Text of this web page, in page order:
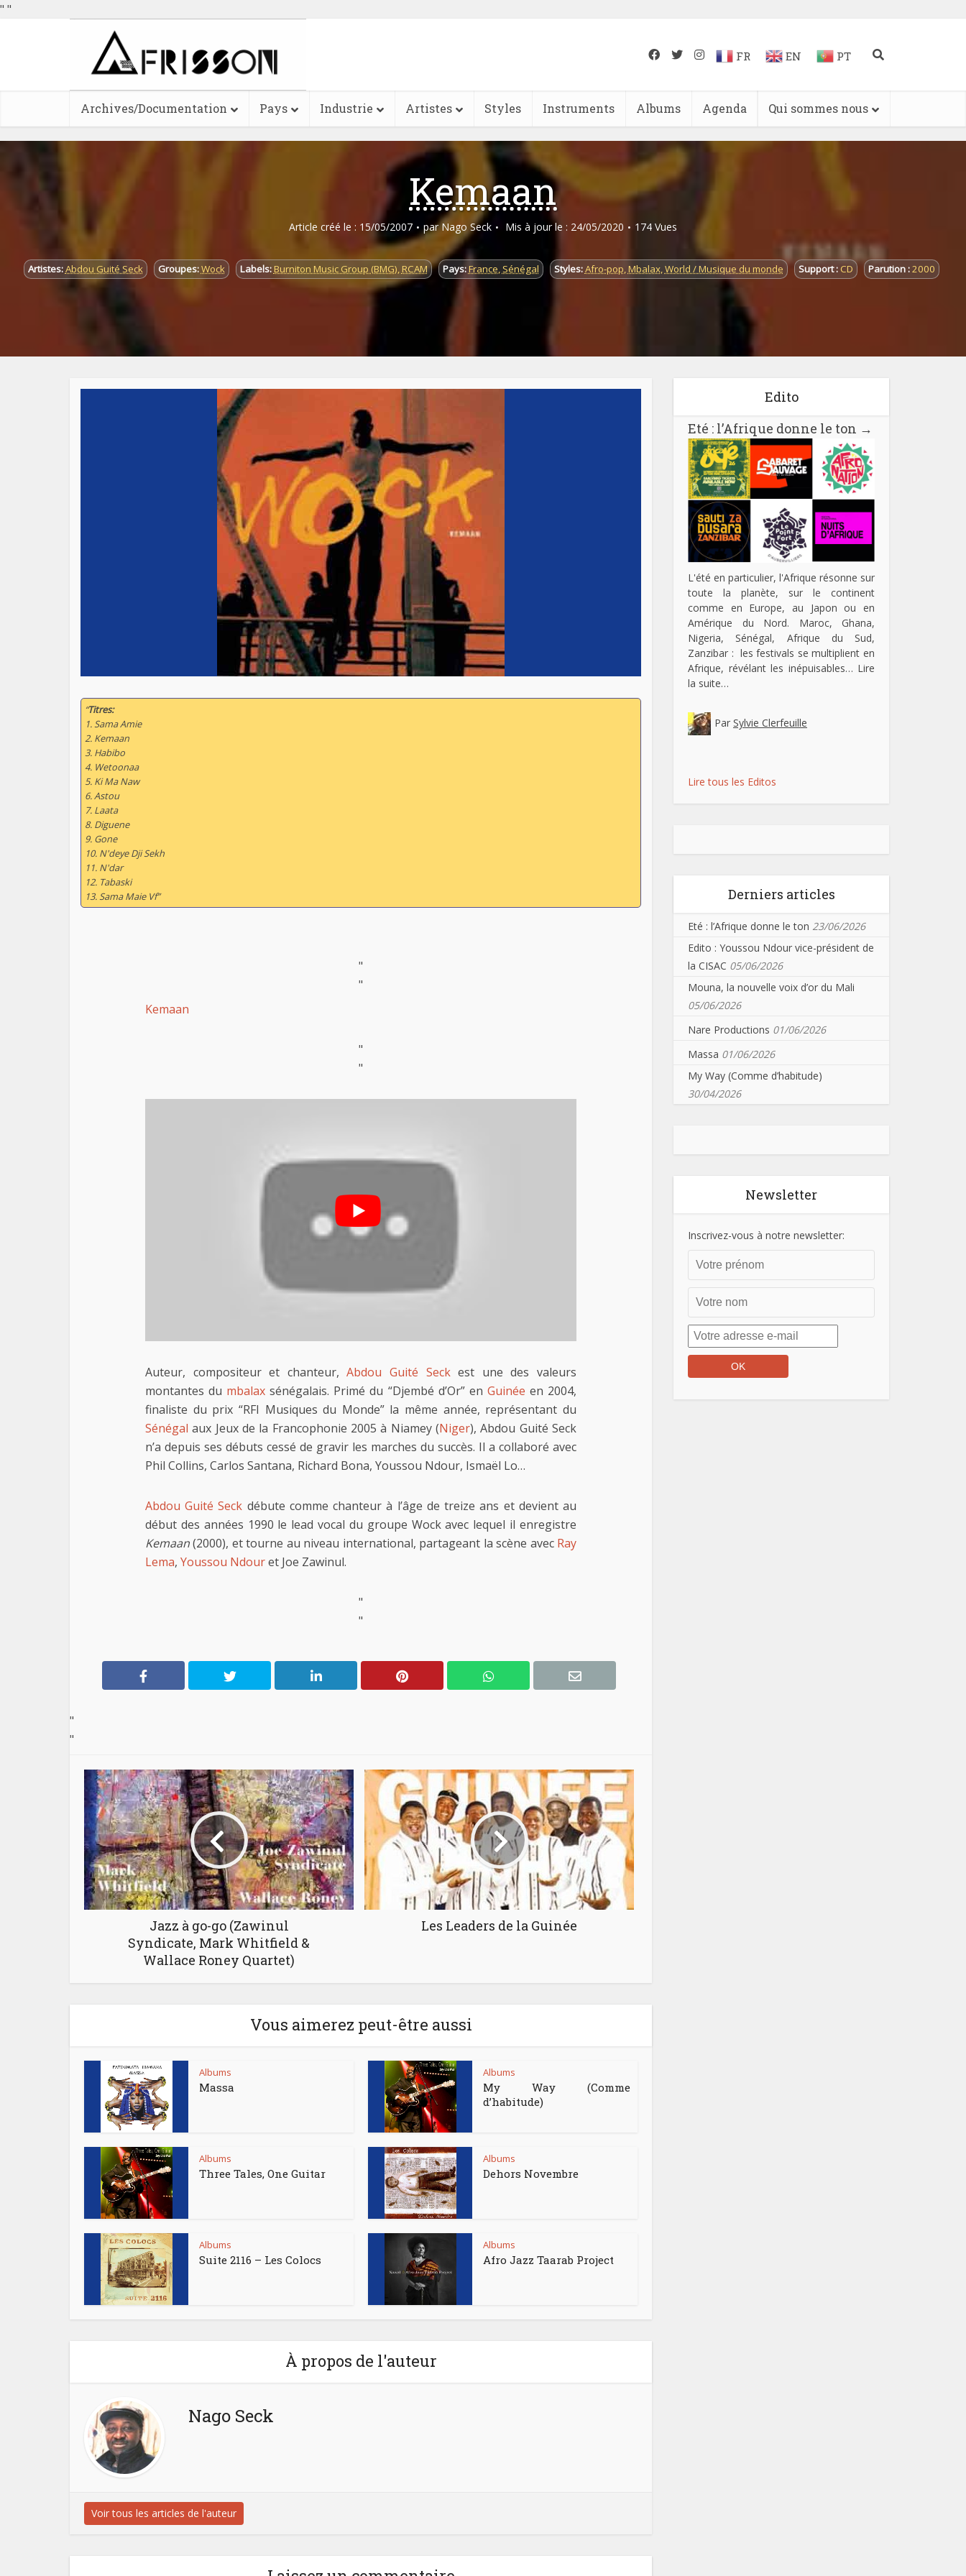
" "
FR EN PT
Archives/Documentation Pays Industrie Artistes Styles Instruments Albums Agenda Qui sommes nous
Kemaan
Article créé le : 15/05/2007 par Nago Seck Mis à jour le : 24/05/2020 174 Vues
Artistes:Abdou Guité Seck Groupes:Wock Labels: Burniton Music Group (BMG),RCAM Pays:France, Sénégal Styles:Afro-pop,Mbalax,World / Musique du monde Support : CD Parution :2000
“Titres:
1. Sama Amie
2. Kemaan
3. Habibo
4. Wetoonaa
5. Ki Ma Naw
6. Astou
7. Laata
8. Diguene
9. Gone
10. N'deye Dji Sekh
11. N'dar
12. Tabaski
13. Sama Maie Vf”
"
"
Kemaan
"
"
Auteur, compositeur et chanteur,Abdou Guité Seckest une des valeurs
montantes du mbalax sénégalais. Primé du “Djembé d’Or” en Guinée en 2004,
finaliste du prix “RFI Musiques du Monde” la même année, représentant du
Sénégal aux Jeux de la Francophonie 2005 à Niamey (Niger), Abdou Guité Seck
n’a depuis ses débuts cessé de gravir les marches du succès. Il a collaboré avec
Phil Collins, Carlos Santana, Richard Bona, Youssou Ndour, Ismaël Lo…
Abdou Guité Seck débute comme chanteur à l’âge de treize ans et devient au
début des années 1990 le lead vocal du groupe Wock avec lequel il enregistre
Kemaan(2000), et tourne au niveau international, partageant la scène avec Ray
Lema, Youssou Ndouret Joe Zawinul.
"
"
"
"
Jazz à go-go (Zawinul
Syndicate, Mark Whitfield &
Wallace Roney Quartet)
Les Leaders de la Guinée
Vous aimerez peut-être aussi
Albums
Massa
Albums
My Way (Comme
d’habitude)
Albums
Three Tales, One Guitar
Albums
Dehors Novembre
Albums
Suite 2116 – Les Colocs
Albums
Afro Jazz Taarab Project
À propos de l'auteur
Nago Seck
Voir tous les articles de l'auteur
Edito
Eté : l’Afrique donne le ton →
L'été en particulier, l'Afrique résonne sur
toute la planète, sur le continent
comme en Europe, au Japon ou en
Amérique du Nord. Maroc, Ghana,
Nigeria, Sénégal, Afrique du Sud,
Zanzibar : les festivals se multiplient en
Afrique, révélant les inépuisables… Lire
la suite…
Par Sylvie Clerfeuille
Lire tous les Editos
Derniers articles
Eté : l’Afrique donne le ton 23/06/2026
Edito : Youssou Ndour vice-président de
la CISAC 05/06/2026
Mouna, la nouvelle voix d’or du Mali
05/06/2026
Nare Productions 01/06/2026
Massa 01/06/2026
My Way (Comme d’habitude)
30/04/2026
Newsletter
Inscrivez-vous à notre newsletter: